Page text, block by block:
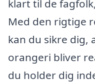
klart til de
Med den rigtige
kan du sikre dig,
orangeri bliver
du holder dig